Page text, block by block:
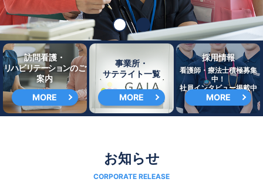
訪問看護・
リハビリテーションのご
案内
MORE
事業所・
サテライト一覧
MORE
採用情報
看護師・療法士積極募集
中！
社員インタビュー掲載中
MORE
お知らせ